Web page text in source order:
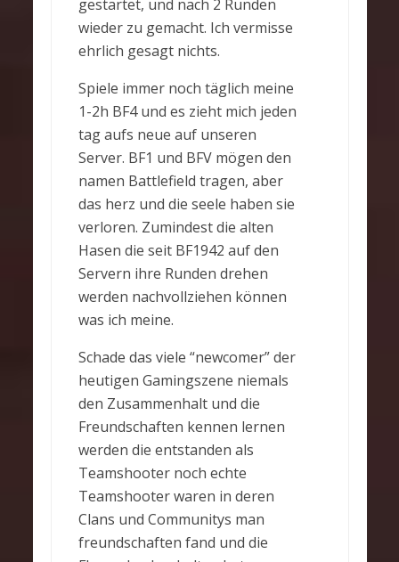
gestartet, und nach 2 Runden
wieder zu gemacht. Ich vermisse
ehrlich gesagt nichts.
Spiele immer noch täglich meine
1-2h BF4 und es zieht mich jeden
tag aufs neue auf unseren
Server. BF1 und BFV mögen den
namen Battlefield tragen, aber
das herz und die seele haben sie
verloren. Zumindest die alten
Hasen die seit BF1942 auf den
Servern ihre Runden drehen
werden nachvollziehen können
was ich meine.
Schade das viele “newcomer” der
heutigen Gamingszene niemals
den Zusammenhalt und die
Freundschaften kennen lernen
werden die entstanden als
Teamshooter noch echte
Teamshooter waren in deren
Clans und Communitys man
freundschaften fand und die